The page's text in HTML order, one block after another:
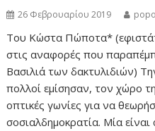
26 Φεβρουαρίου 2019
Του Κώστα Πώποτα*
στις αναφορές που
Βασιλιά των δακτυλιδιών)
πολλοί εμίσησαν, τον χώρο
οπτικές γωνίες για να
σοσιαλδημοκρατία. Μία